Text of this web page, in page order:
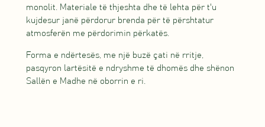
monolit. Materiale të thjeshta dhe të lehta për t'u
kujdesur janë përdorur brenda për të përshtatur
atmosferën me përdorimin përkatës.
Forma e ndërtesës, me një buzë çati në rritje,
pasqyron lartësitë e ndryshme të dhomës dhe shënon
Sallën e Madhe në oborrin e ri.